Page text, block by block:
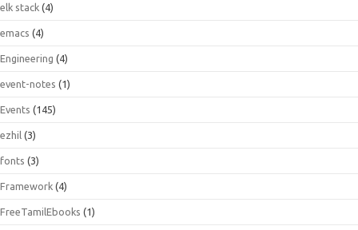
elk stack (4)
emacs (4)
Engineering (4)
event-notes (1)
Events (145)
ezhil (3)
fonts (3)
Framework (4)
FreeTamilEbooks (1)